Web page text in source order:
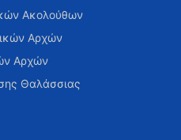
Ακολούθων
Αρχών
Αρχών
Θαλάσσιας